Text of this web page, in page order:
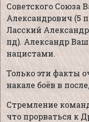
Советского Союза
Александрович (5
Ласский
пд). Александр
нацистами.
Только эти факты
накале боёв в
Стремление
что прорваться к